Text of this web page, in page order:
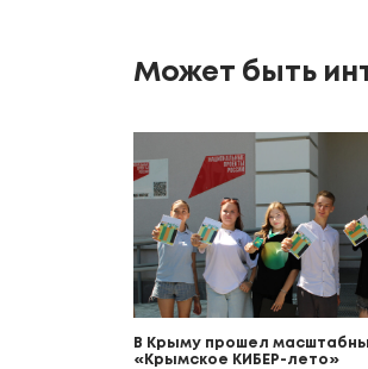
Может быть
В Крыму прошел
«Крымское КИБЕР-лето»